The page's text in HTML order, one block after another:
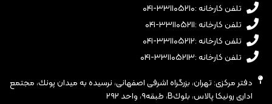
تلفن کارخانه :۳۳۱۱۰۵۲۱۰-۰۴۱
تلفن کارخانه :۳۳۱۱۰۵۲۱۱-۰۴۱
تلفن کارخانه :۳۳۱۱۰۵۲۱۲-۰۴۱
تلفن کارخانه :۳۳۱۱۰۵۲۱۳-۰۴۱
دفتر مرکزی: تهران، بزرگراه اشرفى اصفهانى، نرسيده به ميدان پونك، مجتمع
ادارى رونيكا پالاس، بلوكB، طبقه٩، واحد ٢٩٢